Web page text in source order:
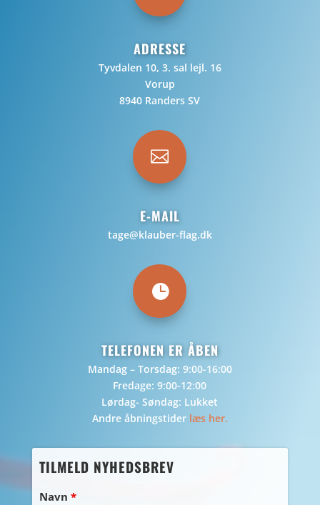
ADRESSE
Tyvdalen 10, 3. sal lejl. 16
Vorup
8940 Randers SV

E-MAIL
tage@klauber-flag.dk

TELEFONEN ER ÅBEN
Mandag – Torsdag: 9:00-16:00
Fredage: 9:00-12:00
Lørdag- Søndag: Lukket
Andre åbningstider læs her.
TILMELD NYHEDSBREV
Navn *